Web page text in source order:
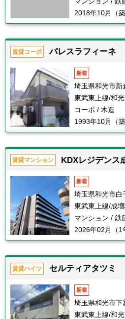
2018年10月（築
賃貸コーポ パレスラフィーネ
新着
埼玉県和光市新
東武東上線/和
コーポ / 木造
1993年10月（築
賃貸マンション KDXレジデンス
新着
埼玉県和光市白
東武東上線/成
マンション / 鉄
2026年02月（1
賃貸ハイツ セルティアタツミ
新着
埼玉県和光市下
東武東上線/和